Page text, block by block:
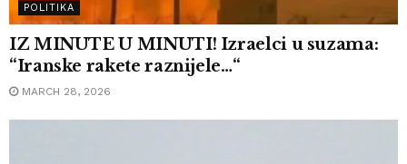
POLITIKA
IZ MINUTE U MINUTI! Izraelci u suzama:
“Iranske rakete raznijele…“
MARCH 28, 2026